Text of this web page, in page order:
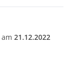
am 21.12.2022